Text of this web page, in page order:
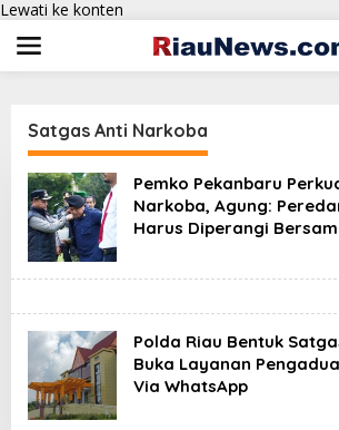
Lewati ke konten
Satgas Anti Narkoba
Pemko Pekanbaru
Narkoba, Agung:
Harus Diperangi
Polda Riau Bentuk
Buka Layanan
Via WhatsApp